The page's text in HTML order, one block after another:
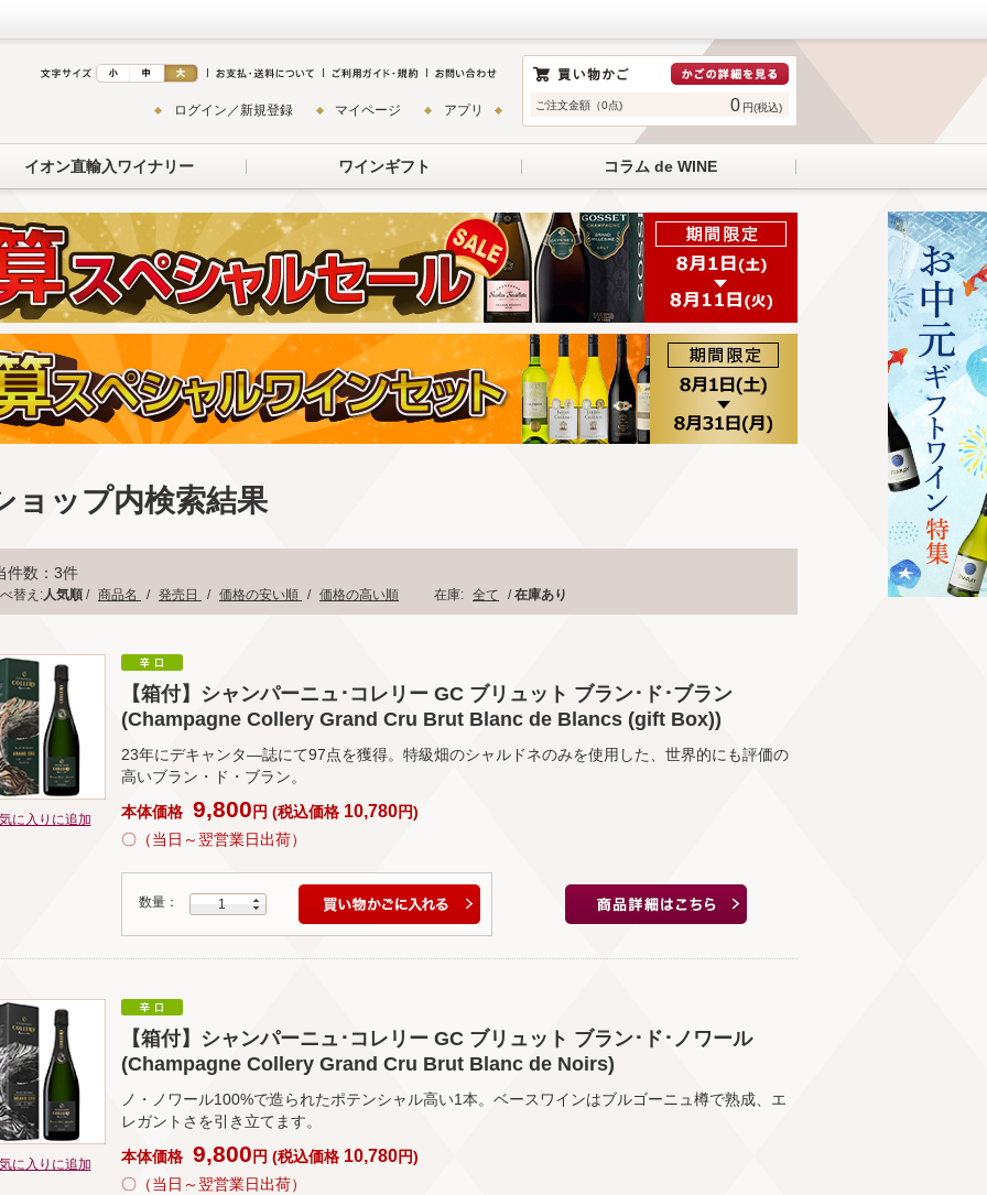
ご注文金額（0点) 0 円(税込)
ログイン／新規登録 マイページ アプリ
イオン直輸入ワイナリー ワインギフト コラム de WINE
ョップ内検索結果
件数：3件
替え:人気順 / 商品名 / 発売日 / 価格の安い順 / 価格の高い順 在庫: 全て /在庫あり
に入りに追加
【箱付】シャンパーニュ･コレリー GC ブリュット ブラン･ド･ブラン
(Champagne Collery Grand Cru Brut Blanc de Blancs (gift Box))
23年にデキャンタ―誌にて97点を獲得。特級畑のシャルドネのみを使用した、世界的にも評価の
高いブラン・ド・ブラン。
本体価格 9,800 円 (税込価格 10,780円)
〇（当日～翌営業日出荷）
数量： 1
に入りに追加
【箱付】シャンパーニュ･コレリー GC ブリュット ブラン･ド･ノワール
(Champagne Collery Grand Cru Brut Blanc de Noirs)
ノ・ノワール100%で造られたポテンシャル高い1本。ベースワインはブルゴーニュ樽で熟成、エ
レガントさを引き立てます。
本体価格 9,800 円 (税込価格 10,780円)
〇（当日～翌営業日出荷）